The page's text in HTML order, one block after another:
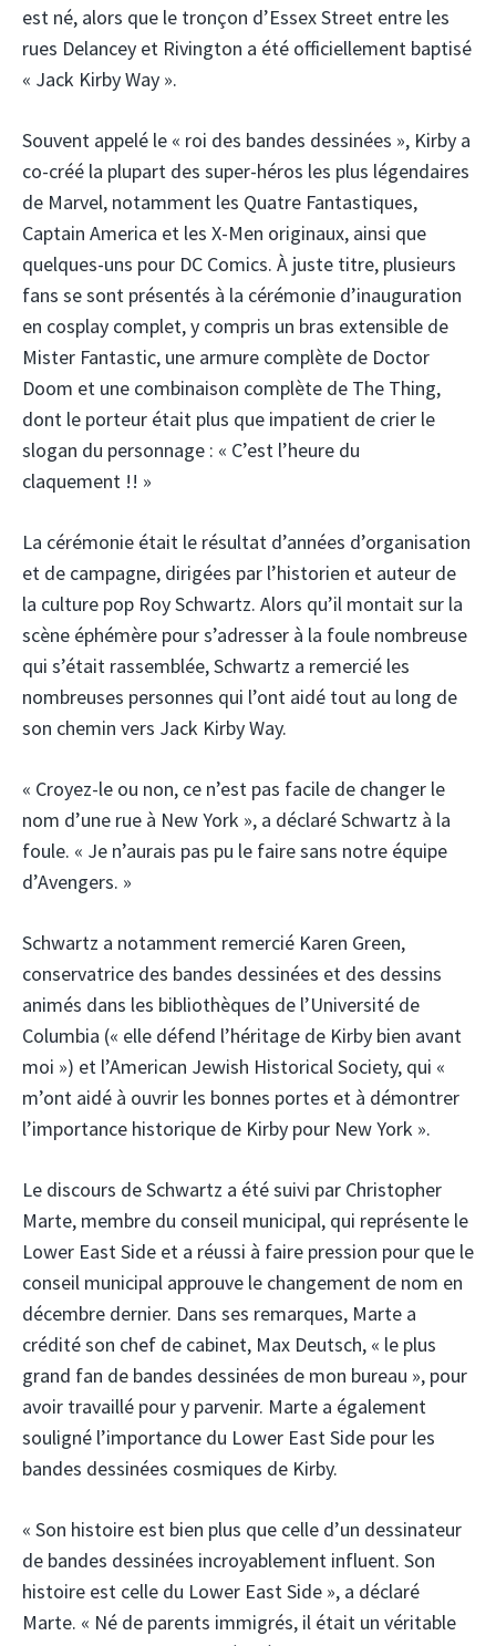
est né, alors que le tronçon d’Essex Street entre les
rues Delancey et Rivington a été officiellement baptisé
« Jack Kirby Way ».
Souvent appelé le « roi des bandes dessinées », Kirby a
co-créé la plupart des super-héros les plus légendaires
de Marvel, notamment les Quatre Fantastiques,
Captain America et les X-Men originaux, ainsi que
quelques-uns pour DC Comics. À juste titre, plusieurs
fans se sont présentés à la cérémonie d’inauguration
en cosplay complet, y compris un bras extensible de
Mister Fantastic, une armure complète de Doctor
Doom et une combinaison complète de The Thing,
dont le porteur était plus que impatient de crier le
slogan du personnage : « C’est l’heure du
claquement !! »
La cérémonie était le résultat d’années d’organisation
et de campagne, dirigées par l’historien et auteur de
la culture pop Roy Schwartz. Alors qu’il montait sur la
scène éphémère pour s’adresser à la foule nombreuse
qui s’était rassemblée, Schwartz a remercié les
nombreuses personnes qui l’ont aidé tout au long de
son chemin vers Jack Kirby Way.
« Croyez-le ou non, ce n’est pas facile de changer le
nom d’une rue à New York », a déclaré Schwartz à la
foule. « Je n’aurais pas pu le faire sans notre équipe
d’Avengers. »
Schwartz a notamment remercié Karen Green,
conservatrice des bandes dessinées et des dessins
animés dans les bibliothèques de l’Université de
Columbia (« elle défend l’héritage de Kirby bien avant
moi ») et l’American Jewish Historical Society, qui «
m’ont aidé à ouvrir les bonnes portes et à démontrer
l’importance historique de Kirby pour New York ».
Le discours de Schwartz a été suivi par Christopher
Marte, membre du conseil municipal, qui représente le
Lower East Side et a réussi à faire pression pour que le
conseil municipal approuve le changement de nom en
décembre dernier. Dans ses remarques, Marte a
crédité son chef de cabinet, Max Deutsch, « le plus
grand fan de bandes dessinées de mon bureau », pour
avoir travaillé pour y parvenir. Marte a également
souligné l’importance du Lower East Side pour les
bandes dessinées cosmiques de Kirby.
« Son histoire est bien plus que celle d’un dessinateur
de bandes dessinées incroyablement influent. Son
histoire est celle du Lower East Side », a déclaré
Marte. « Né de parents immigrés, il était un véritable